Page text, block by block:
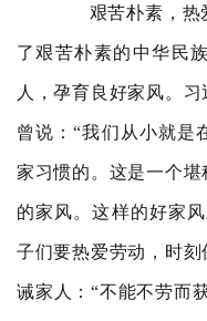
艰苦朴素，热爱
了艰苦朴素的中华民
人，孕育良好家风。
曾说：“我们从小就是
家习惯的。这是一个堪
的家风。这样的好家
子们要热爱劳动，时
诫家人：“不能不劳而